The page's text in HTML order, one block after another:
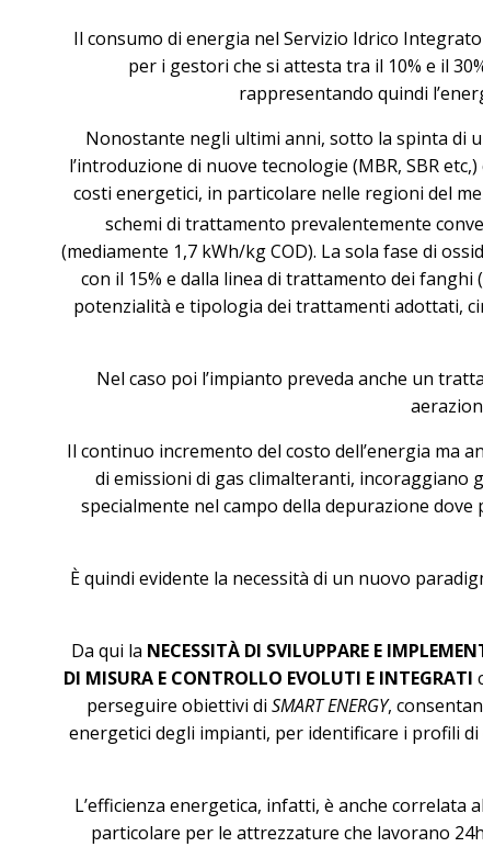
Il consumo di energia nel Servizio Idrico
per i gestori che si attesta tra il 10% e il
rappresentando quindi
Nonostante negli ultimi anni, sotto la spinta di
l’introduzione di nuove tecnologie (MBR, SBR
costi energetici, in particolare nelle regioni del
schemi di trattamento prevalentemente
(mediamente 1,7 kWh/kg COD). La sola fase di
con il 15% e dalla linea di trattamento dei
potenzialità e tipologia dei trattamenti adottati,
Nel caso poi l’impianto preveda anche un
Il continuo incremento del costo dell’energia ma
di emissioni di gas climalteranti,
specialmente nel campo della depurazione
È quindi evidente la necessità di un nuovo
Da qui la NECESSITÀ DI SVILUPPARE E
DI MISURA E CONTROLLO EVOLUTI E INTEGRATI
perseguire obiettivi di SMART ENERGY,
energetici degli impianti, per identificare i profili
L’efficienza energetica, infatti, è anche correlata
particolare per le attrezzature che lavorano